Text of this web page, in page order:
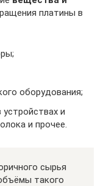
платины в
оборудования;
и
и прочее.
сырья
такого